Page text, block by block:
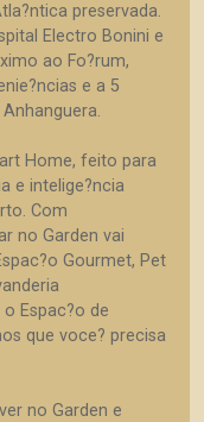
preservada.
Electro Bonini e
ao Fo?rum,
e a 5
Home, feito para
e intelige?ncia
Com
no Garden vai
Gourmet, Pet
Espac?o de
que voce? precisa
no Garden e